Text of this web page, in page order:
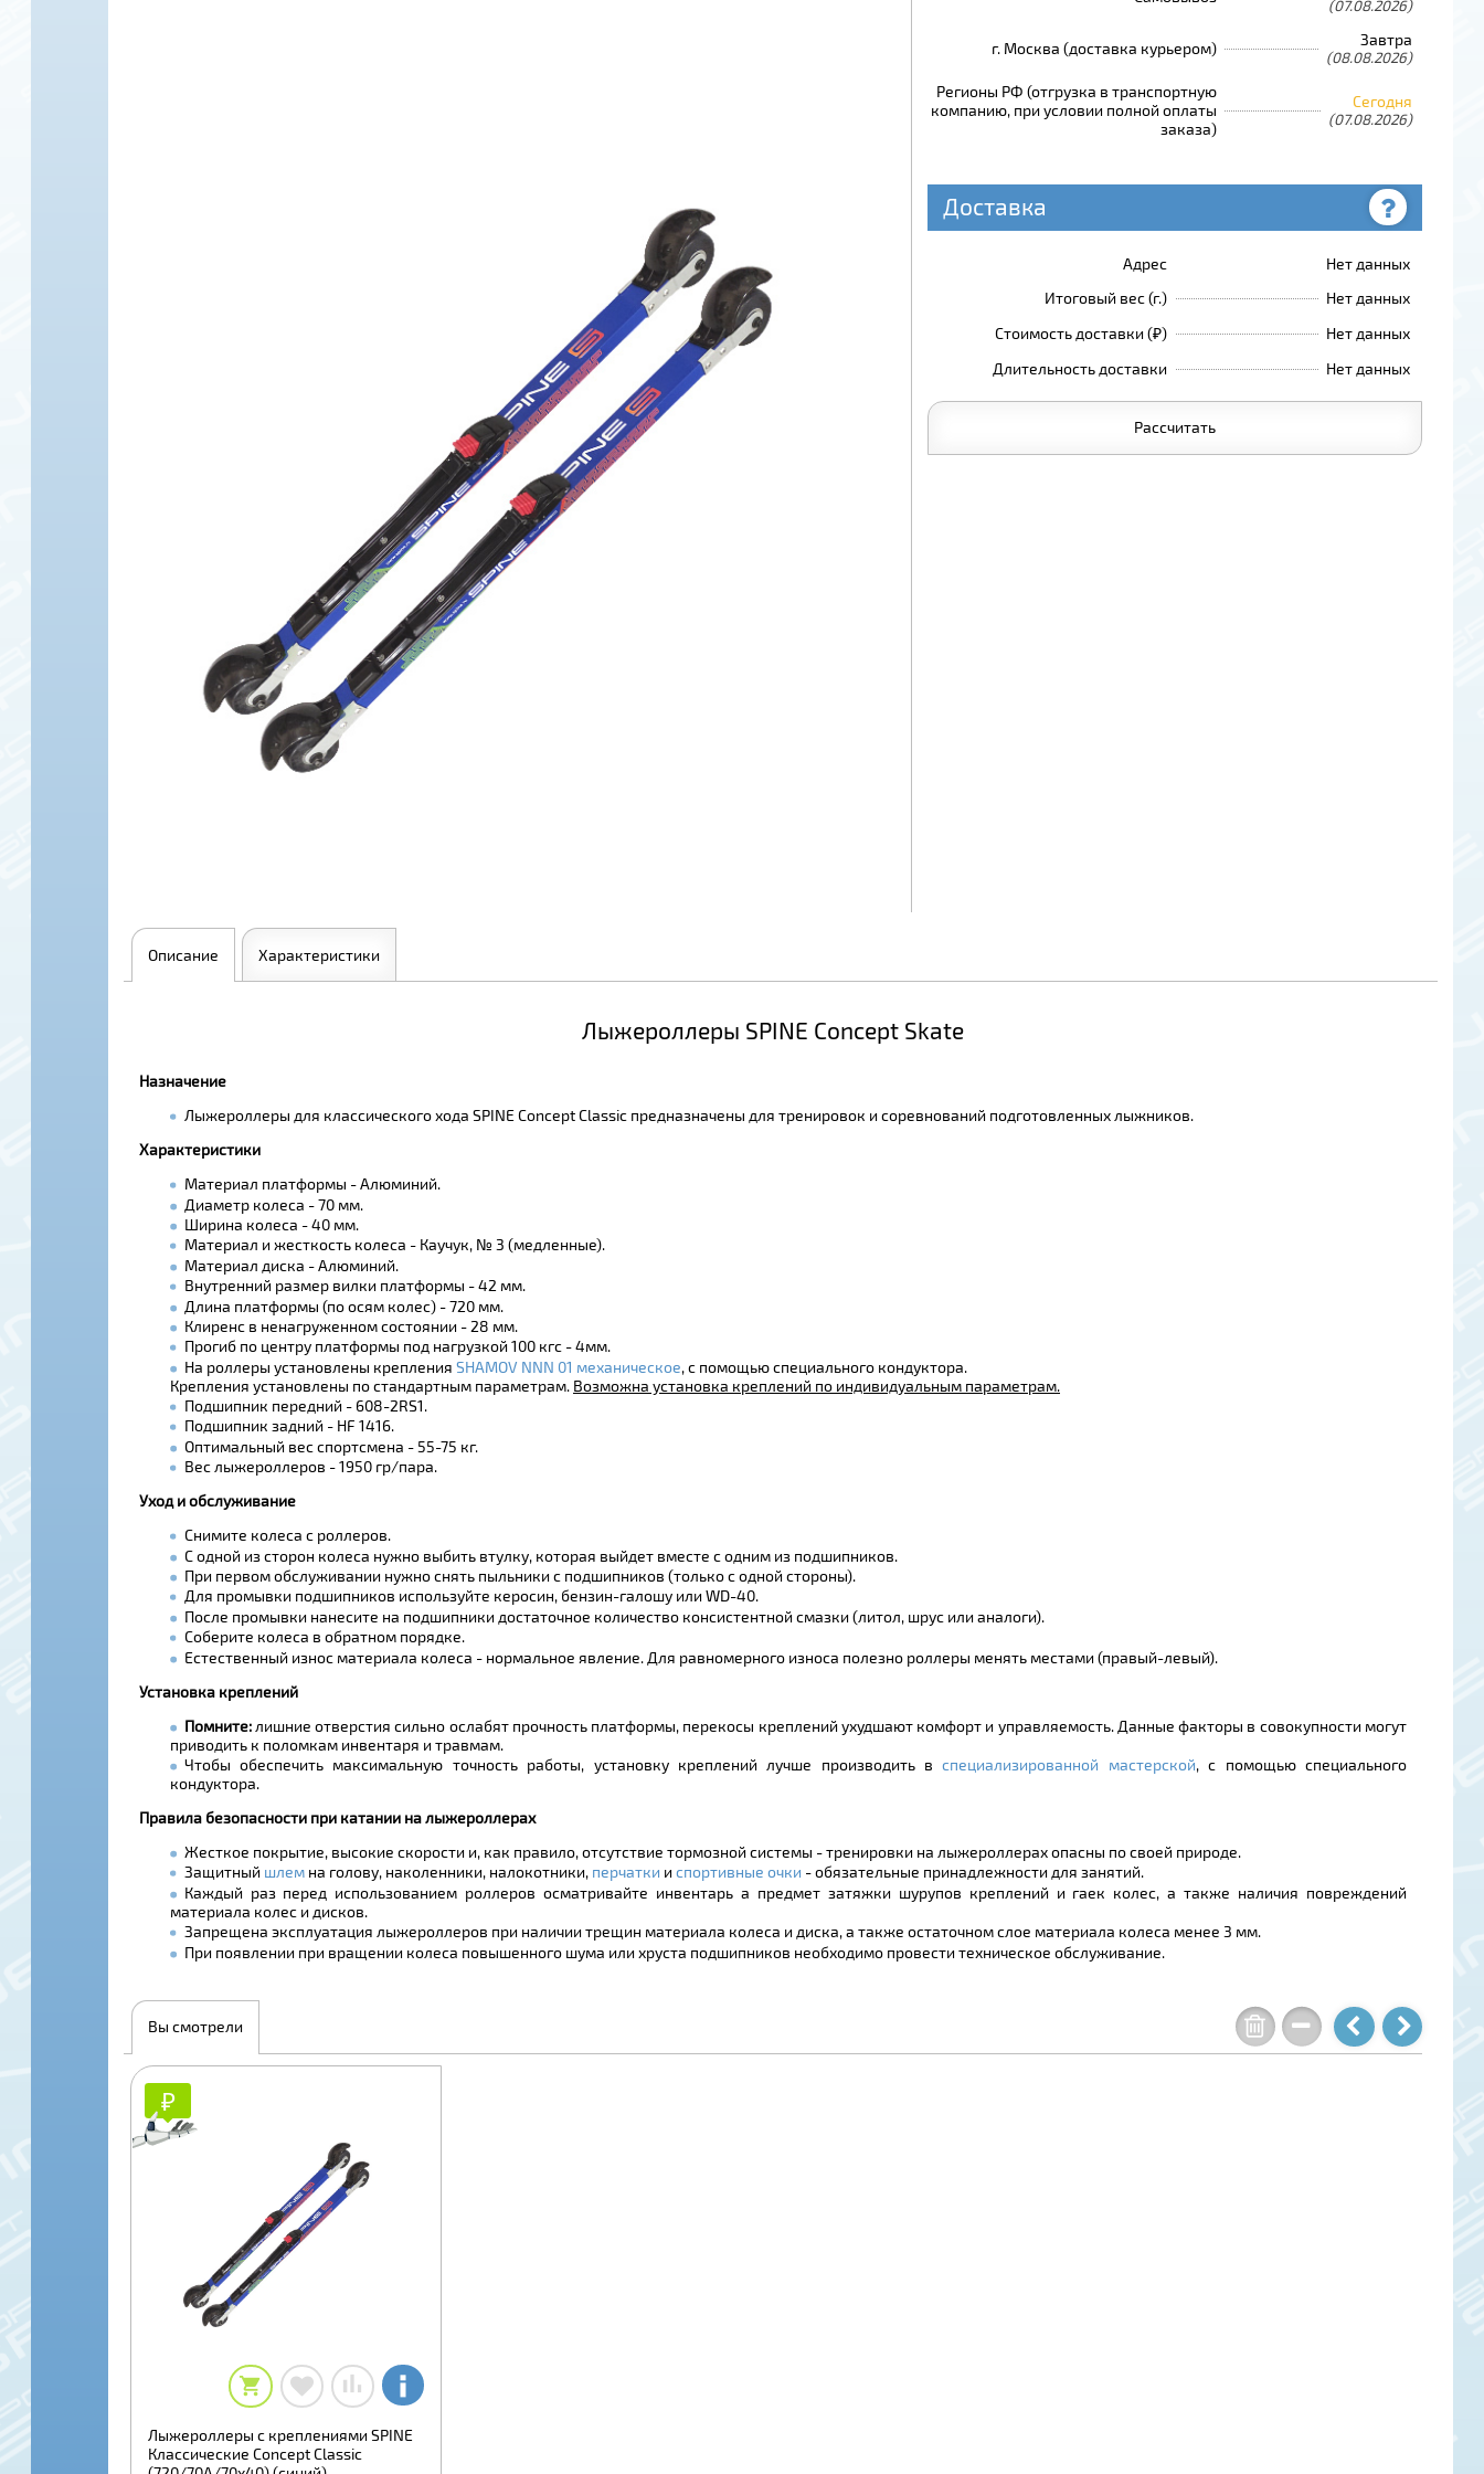
(07.08.2026)
г. Москва (доставка курьером) Завтра
(08.08.2026)
Регионы РФ (отгрузка в транспортную
компанию, при условии полной оплаты
заказа)
Сегодня
(07.08.2026)
Доставка
Адрес
Нет данных
Итоговый вес (г.)
Нет данных
Стоимость доставки (₽)
Нет данных
Длительность доставки
Нет данных
Рассчитать
Описание Характеристики
Лыжероллеры SPINE Concept Skate
Назначение
Лыжероллеры для классического хода SPINE Concept Classic предназначены для тренировок и соревнований подготовленных лыжников.
Характеристики
Материал платформы - Алюминий.
Диаметр колеса - 70 мм.
Ширина колеса - 40 мм.
Материал и жесткость колеса - Каучук, № 3 (медленные).
Материал диска - Алюминий.
Внутренний размер вилки платформы - 42 мм.
Длина платформы (по осям колес) - 720 мм.
Клиренс в ненагруженном состоянии - 28 мм.
Прогиб по центру платформы под нагрузкой 100 кгс - 4мм.
На роллеры установлены крепления SHAMOV NNN 01 механическое, с помощью специального кондуктора.
Крепления установлены по стандартным параметрам. Возможна установка креплений по индивидуальным параметрам.
Подшипник передний - 608-2RS1.
Подшипник задний - HF 1416.
Оптимальный вес спортсмена - 55-75 кг.
Вес лыжероллеров - 1950 гр/пара.
Уход и обслуживание
Снимите колеса с роллеров.
С одной из сторон колеса нужно выбить втулку, которая выйдет вместе с одним из подшипников.
При первом обслуживании нужно снять пыльники с подшипников (только с одной стороны).
Для промывки подшипников используйте керосин, бензин-галошу или WD-40.
После промывки нанесите на подшипники достаточное количество консистентной смазки (литол, шрус или аналоги).
Соберите колеса в обратном порядке.
Естественный износ материала колеса - нормальное явление. Для равномерного износа полезно роллеры менять местами (правый-левый).
Установка креплений
Помните:лишние отверстия сильно ослабят прочность платформы, перекосы креплений ухудшают комфорт и управляемость. Данные факторы в совокупности могут
приводить к поломкам инвентаря и травмам.
Чтобы обеспечить максимальную точность работы, установку креплений лучше производить вспециализированной мастерской, с помощью специального
кондуктора.
Правила безопасности при катании на лыжероллерах
Жесткое покрытие, высокие скорости и, как правило, отсутствие тормозной системы - тренировки на лыжероллерах опасны по своей природе.
Защитный шлемна голову, наколенники, налокотники, перчатки испортивные очки - обязательные принадлежности для занятий.
Каждый раз перед использованием роллеров осматривайте инвентарь а предмет затяжки шурупов креплений и гаек колес, а также наличия повреждений
материала колес и дисков.
Запрещена эксплуатация лыжероллеров при наличии трещин материала колеса и диска, а также остаточном слое материала колеса менее 3 мм.
При появлении при вращении колеса повышенного шума или хруста подшипников необходимо провести техническое обслуживание.
Вы смотрели
₽
₽
Лыжероллеры с креплениями SPINE
Классические Concept Classic